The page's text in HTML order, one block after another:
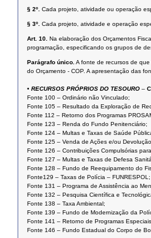
§ 2º. Cada projeto, atividade ou operação
§ 3º. Cada projeto, atividade e operação
Art. 10. Na elaboração dos Orçamentos
programação, especificando os grupos de
Parágrafo único. A fonte de recursos de
do Orçamento - COP. A apresentação das
• RECURSOS PRÓPRIOS DO TESOURO –
Fonte 100 – Ordinário não Vinculado;
Fonte 105 – Resultado da Exploração de
Fonte 112 – Retorno dos Programas
Fonte 123 – Renda do Fundo Penitenciário;
Fonte 124 – Multas e Taxas de Saúde
Fonte 125 – Venda de Ações e/ou
Fonte 126 – Contribuições Compulsórias
Fonte 127 – Multas e Taxas de Defesa
Fonte 128 – Fundo de Reequipamento do
Fonte129 – Taxas de Polícia – FUNRESPOL;
Fonte 131 – Programa de Assistência ao
Fonte 132 – Pesquisa Científica e
Fonte 138 – Taxa Ambiental;
Fonte 139 – Fundo de Modernização da
Fonte 141 – Retorno de Programas
Fonte 146 – Fundo Estadual do Corpo de